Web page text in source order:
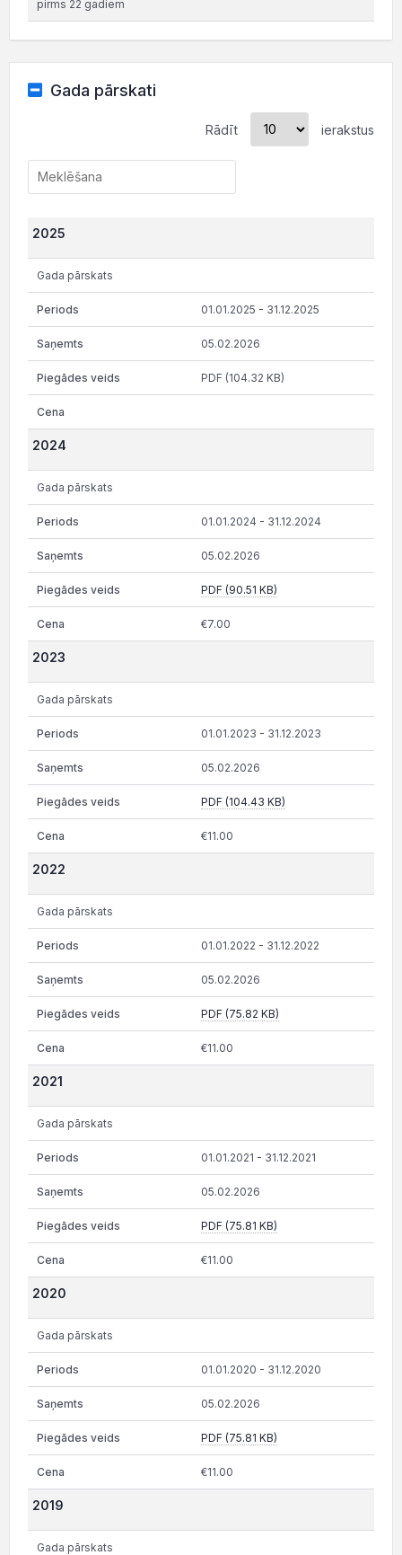
pirms 22 gadiem
Gada pārskati
Rādīt ierakstus
2025
Gada pārskats
01.01.2025 - 31.12.2025
05.02.2026
PDF (104.32 KB)
2024
Gada pārskats
01.01.2024 - 31.12.2024
05.02.2026
PDF (90.51 KB)
€7.00
2023
Gada pārskats
01.01.2023 - 31.12.2023
05.02.2026
PDF (104.43 KB)
€11.00
2022
Gada pārskats
01.01.2022 - 31.12.2022
05.02.2026
PDF (75.82 KB)
€11.00
2021
Gada pārskats
01.01.2021 - 31.12.2021
05.02.2026
PDF (75.81 KB)
€11.00
2020
Gada pārskats
01.01.2020 - 31.12.2020
05.02.2026
PDF (75.81 KB)
€11.00
2019
Gada pārskats